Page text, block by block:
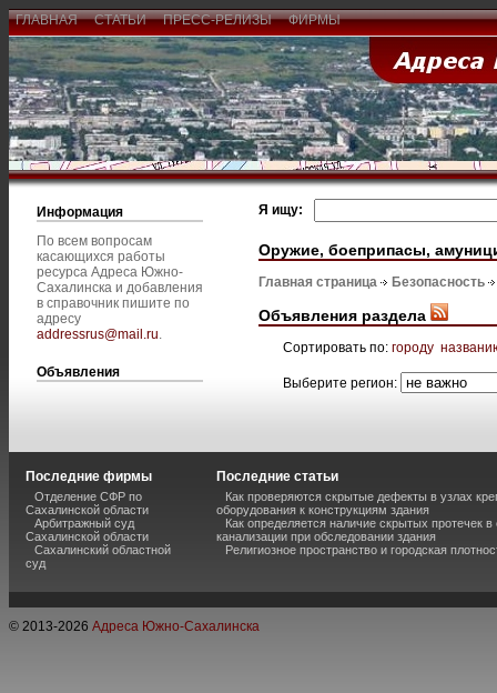
ГЛАВНАЯ СТАТЬИ ПРЕСС-РЕЛИЗЫ ФИРМЫ
Информация
По всем вопросам
касающихся работы
ресурса Адреса Южно-
Сахалинска и добавления
в справочник пишите по
адресу
addressrus@mail.ru.
Объявления
Я ищу:
Оружие, боеприпасы,
Главная страница Безопасность
Объявления раздела
Сортировать по: городу
Выберите регион:
Последние фирмы
Отделение СФР по
Сахалинской области
Арбитражный суд
Сахалинской области
Сахалинский областной
суд
Последние статьи
Как проверяются скрытые дефекты в узлах
оборудования к конструкциям здания
Как определяется наличие скрытых протечек
канализации при обследовании здания
Религиозное пространство и городская
© 2013-2026 Адреса Южно-Сахалинска